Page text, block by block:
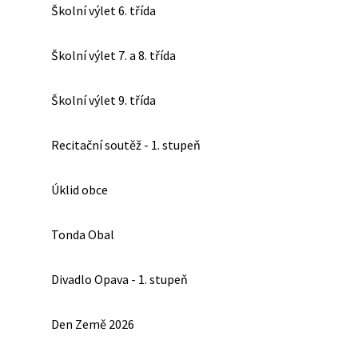
Školní výlet 6. třída
Školní výlet 7. a 8. třída
Školní výlet 9. třída
Recitační soutěž - 1. stupeň
Úklid obce
Tonda Obal
Divadlo Opava - 1. stupeň
Den Země 2026